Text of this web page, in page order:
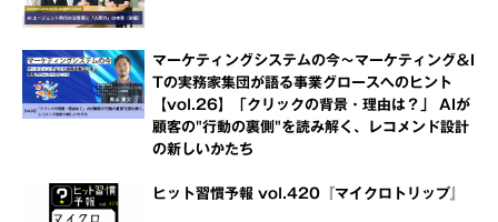
マーケティングシステムの今～マーケティング＆I
Tの実務家集団が語る事業グロースへのヒント
【vol.26】「クリックの背景・理由は？」 AIが
顧客の"行動の裏側"を読み解く、レコメンド設計
の新しいかたち
ヒット習慣予報 vol.420『マイクロトリップ』